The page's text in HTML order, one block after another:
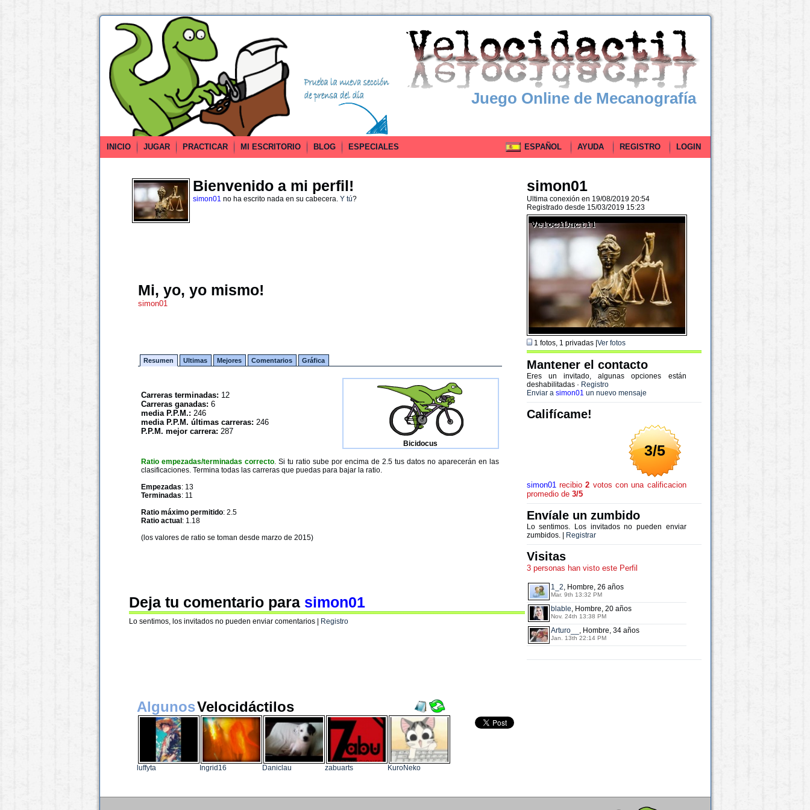
Juego Online de Mecanografía
INICIO JUGAR PRACTICAR MI ESCRITORIO BLOG ESPECIALES ESPAÑOL AYUDA REGISTRO LOGIN
Bienvenido a mi perfil!
simon01 no ha escrito nada en su cabecera. Y tú?
Mi, yo, yo mismo!
simon01
Resumen Ultimas Mejores Comentarios Gráfica
Carreras terminadas: 12
Carreras ganadas: 6
media P.P.M.: 246
media P.P.M. últimas carreras: 246
P.P.M. mejor carrera: 287
Bicidocus
Ratio empezadas/terminadas correcto. Si tu ratio sube por encima de 2.5 tus datos no aparecerán en las
clasificaciones. Termina todas las carreras que puedas para bajar la ratio.
Empezadas: 13
Terminadas: 11
Ratio máximo permitido: 2.5
Ratio actual : 1.18
(los valores de ratio se toman desde marzo de 2015)
Deja tu comentario para simon01
Lo sentimos, los invitados no pueden enviar comentarios | Registro
simon01
Ultima conexión en 19/08/2019 20:54
Registrado desde 15/03/2019 15:23
1 fotos, 1 privadas | Ver fotos
Mantener el contacto
Eres un invitado, algunas opciones están
deshabilitadas · Registro
Enviar a simon01 un nuevo mensaje
Califícame!
3/5
simon01recibio2 votos con una calificacion
promedio de 3/5
Envíale un zumbido
Lo sentimos. Los invitados no pueden enviar
zumbidos. |
Registrar
Visitas
3 personas han visto este Perfil
1_2, Hombre, 26 años
Mar. 9th 13:32 PM
blable, Hombre, 20 años
Nov. 24th 13:38 PM
Arturo__ , Hombre, 34 años
Jan. 13th 22:14 PM
AlgunosVelocidáctilos
luffyta Ingrid16 Daniclau zabuarts KuroNeko